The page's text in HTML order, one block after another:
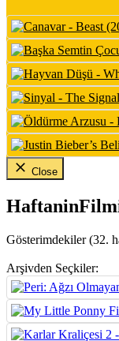
Close
Gösterimdekiler (32.
Arşivden Seçkiler: